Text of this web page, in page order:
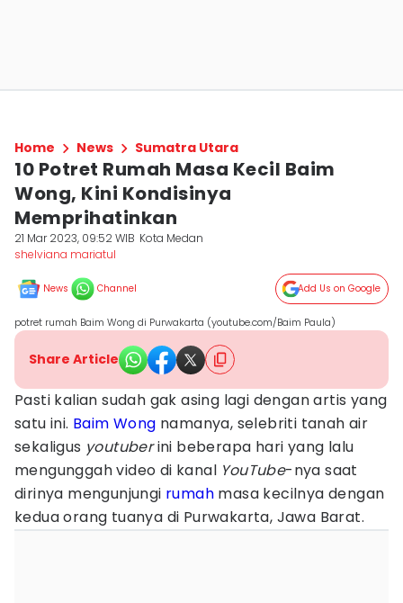
Home News Sumatra Utara
10 Potret Rumah Masa Kecil Baim
Wong, Kini Kondisinya
Memprihatinkan
21 Mar 2023, 09:52 WIB Kota Medan
shelviana mariatul
News Channel Add Us on Google
potret rumah Baim Wong di Purwakarta (youtube.com/Baim Paula)
Share Article
Pasti kalian sudah gak asing lagi dengan artis yang
satu ini. Baim Wong namanya, selebriti tanah air
sekaligus youtuberini beberapa hari yang lalu
mengunggah video di kanal YouTube-nya saat
dirinya mengunjungi rumah masa kecilnya dengan
kedua orang tuanya di Purwakarta, Jawa Barat.